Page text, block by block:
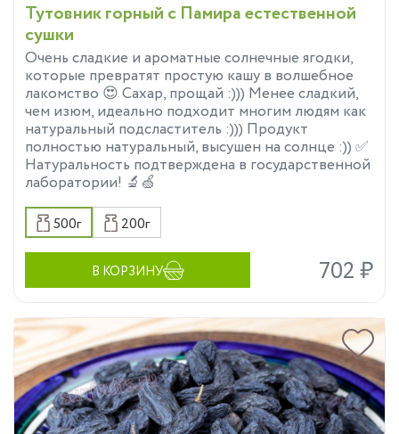
Тутовник горный с Памира естественной
сушки
Очень сладкие и ароматные солнечные ягодки,
которые превратят простую кашу в волшебное
лакомство 😍 Сахар, прощай :))) Менее сладкий,
чем изюм, идеально подходит многим людям как
натуральный подсластитель :))) Продукт
полностью натуральный, высушен на солнце :)) ✅
Натуральность подтверждена в государственной
лаборатории! 🔬🍏
500г 200г
В КОРЗИНУ 702 ₽